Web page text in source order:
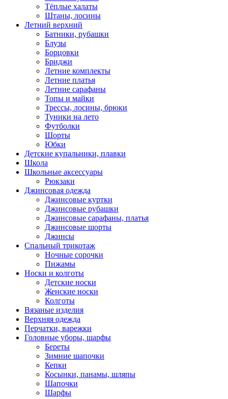
Тёплые халаты
Штаны, лосины
Летний верхний
Батники, рубашки
Блузы
Борцовки
Бриджи
Летние комплекты
Летние платья
Летние сарафаны
Топы и майки
Трессы, лосины, брюки
Туники на лето
Футболки
Шорты
Юбки
Детские купальники, плавки
Школа
Школьные аксессуары
Рюкзаки
Джинсовая одежда
Джинсовые куртки
Джинсовые рубашки
Джинсовые сарафаны, платья
Джинсовые шорты
Джинсы
Спальный трикотаж
Ночные сорочки
Пижамы
Носки и колготы
Детские носки
Женские носки
Колготы
Вязаные изделия
Верхняя одежда
Перчатки, варежки
Головные уборы, шарфы
Береты
Зимние шапочки
Кепки
Косынки, панамы, шляпы
Шапочки
Шарфы